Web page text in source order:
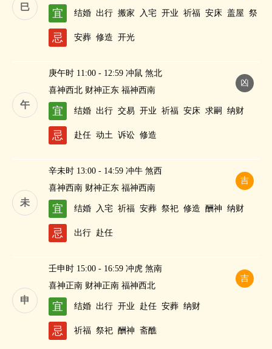
巳
宜 结婚 出行 搬家 入宅 开业 祈福 安床 盖屋 祭
祀
作灶
忌 安葬 修造 开光
午
凶
庚午时 11:00 - 12:59 冲鼠 煞北
喜神西北 财神正东 福神西南
宜 结婚 出行 交易 开业 祈福 安床 求嗣 纳财
忌 赴任 动土 诉讼 修造
未
吉
辛未时 13:00 - 14:59 冲牛 煞西
喜神西南 财神正东 福神西南
宜 结婚 入宅 祈福 安葬 祭祀 修造 酬神 纳财
忌 出行 赴任
申
吉
壬申时 15:00 - 16:59 冲虎 煞南
喜神正南 财神正南 福神西北
宜 结婚 出行 开业 赴任 安葬 纳财
忌 祈福 祭祀 酬神 斋醮